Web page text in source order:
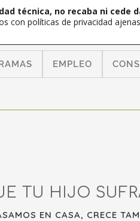
EMPLEO
TU HIJO
EN CASA, CRECE
técnica, no recaba ni cede
con políticas de privacidad